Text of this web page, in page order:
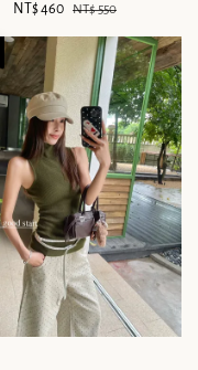
Sale
NT$ 460 Regular
NT$ 550